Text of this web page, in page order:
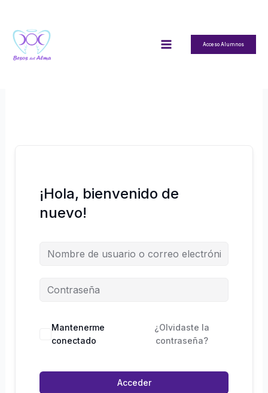
contenido
Acceso Alumnos
¡Hola, bienvenido de
nuevo!
Mantenerme
conectado
¿Olvidaste la
contraseña?
Acceder